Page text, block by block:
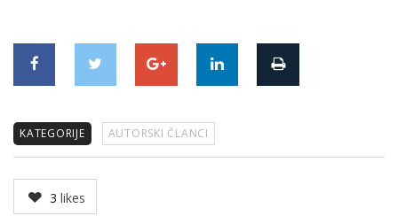
KATEGORIJE AUTORSKI ČLANCI
3 likes